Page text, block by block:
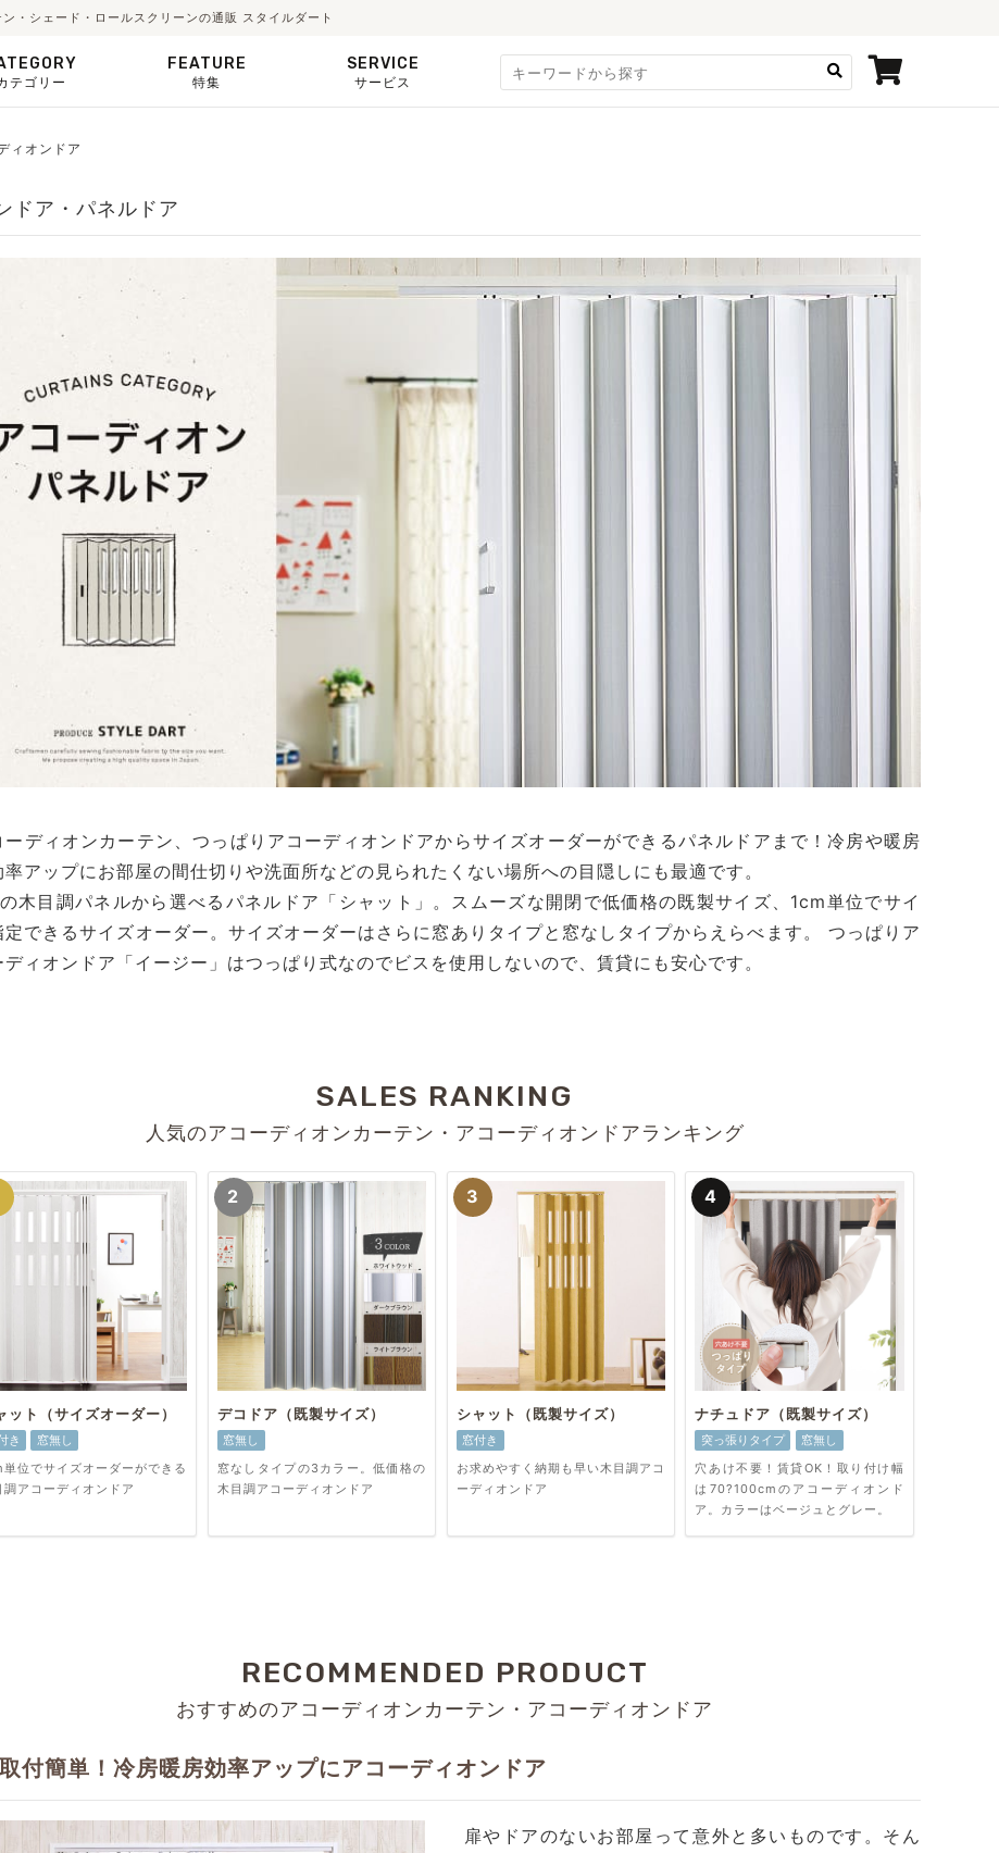
・シェード・ロールスクリーンの通販 スタイルダート
テゴリー
FEATURE
特集
SERVICE
サービス
ィオンドア
ドア・パネルドア
ーディオンカーテン、つっぱりアコーディオンドアからサイズオーダーができるパネルドアまで！冷房や暖房
率アップにお部屋の間仕切りや洗面所などの見られたくない場所への目隠しにも最適です。
木目調パネルから選べるパネルドア「シャット」。スムーズな開閉で低価格の既製サイズ、1cm単位でサイ
定できるサイズオーダー。サイズオーダーはさらに窓ありタイプと窓なしタイプからえらべます。 つっぱりア
ディオンドア「イージー」はつっぱり式なのでビスを使用しないので、賃貸にも安心です。
SALES RANKING
人気のアコーディオンカーテン・アコーディオンドアランキング
ット（サイズオーダー）
き
窓無し
単位でサイズオーダーができる
調アコーディオンドア
デコドア（既製サイズ）
窓無し
窓なしタイプの3カラー。低価格の
木目調アコーディオンドア
シャット（既製サイズ）
窓付き
お求めやすく納期も早い木目調アコ
ーディオンドア
ナチュドア（既製サイズ）
突っ張りタイプ
窓無し
穴あけ不要！賃貸OK！取り付け幅
は70?100cmのアコーディオンド
ア。カラーはベージュとグレー。
RECOMMENDED PRODUCT
おすすめのアコーディオンカーテン・アコーディオンドア
取付簡単！冷房暖房効率アップにアコーディオンドア
扉やドアのないお部屋って意外と多いものです。そん